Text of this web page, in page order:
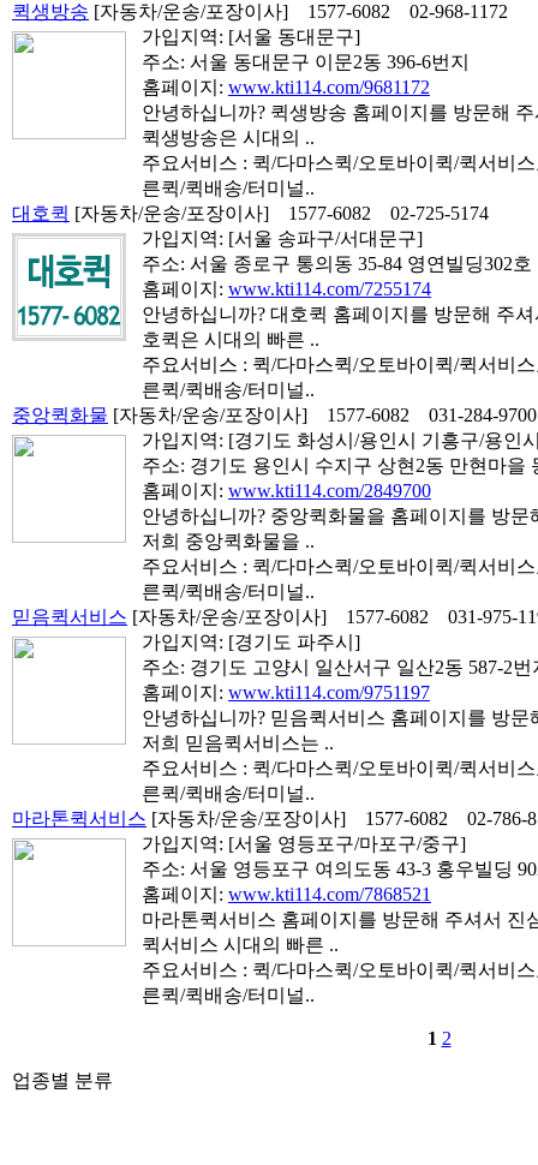
퀵생방송 [자동차/운송/포장이사] 1577-6082
02-968-1172
가입지역: [서울 동대문구]
주소: 서울 동대문구 이문2동 396-6번지
홈페이지: www.kti114.com/9681172
안녕하십니까? 퀵생방송 홈페이지를 방문해
퀵생방송은 시대의 ..
주요서비스 : 퀵/다마스퀵/오토바이퀵/퀵서비
른퀵/퀵배송/터미널..
대호퀵 [자동차/운송/포장이사] 1577-6082
02-725-5174
가입지역: [서울 송파구/서대문구]
주소: 서울 종로구 통의동 35-84 영연빌딩302호
홈페이지: www.kti114.com/7255174
안녕하십니까? 대호퀵 홈페이지를 방문해 주
호퀵은 시대의 빠른 ..
주요서비스 : 퀵/다마스퀵/오토바이퀵/퀵서비
른퀵/퀵배송/터미널..
중앙퀵화물 [자동차/운송/포장이사] 1577-6082
031-284-9700
가입지역: [경기도 화성시/용인시 기흥구/용인
주소: 경기도 용인시 수지구 상현2동 만현마을
홈페이지: www.kti114.com/2849700
안녕하십니까? 중앙퀵화물을 홈페이지를 방
저희 중앙퀵화물을 ..
주요서비스 : 퀵/다마스퀵/오토바이퀵/퀵서비
른퀵/퀵배송/터미널..
믿음퀵서비스 [자동차/운송/포장이사] 1577-6082
031-975-
가입지역: [경기도 파주시]
주소: 경기도 고양시 일산서구 일산2동 587-2
홈페이지: www.kti114.com/9751197
안녕하십니까? 믿음퀵서비스 홈페이지를 방
저희 믿음퀵서비스는 ..
주요서비스 : 퀵/다마스퀵/오토바이퀵/퀵서비
른퀵/퀵배송/터미널..
마라톤퀵서비스 [자동차/운송/포장이사] 1577-6082
02-786-
가입지역: [서울 영등포구/마포구/중구]
주소: 서울 영등포구 여의도동 43-3 홍우빌딩
홈페이지: www.kti114.com/7868521
마라톤퀵서비스 홈페이지를 방문해 주셔서 진
퀵서비스 시대의 빠른 ..
주요서비스 : 퀵/다마스퀵/오토바이퀵/퀵서비
른퀵/퀵배송/터미널..
1 2
업종별 분류